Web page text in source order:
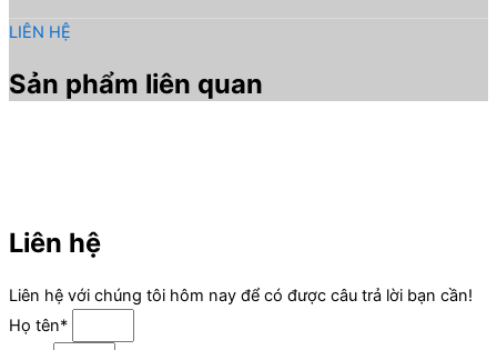
LIÊN HỆ
Sản phẩm liên quan
Liên hệ
Liên hệ với chúng tôi hôm nay để có được câu trả lời bạn cần!
Họ tên*